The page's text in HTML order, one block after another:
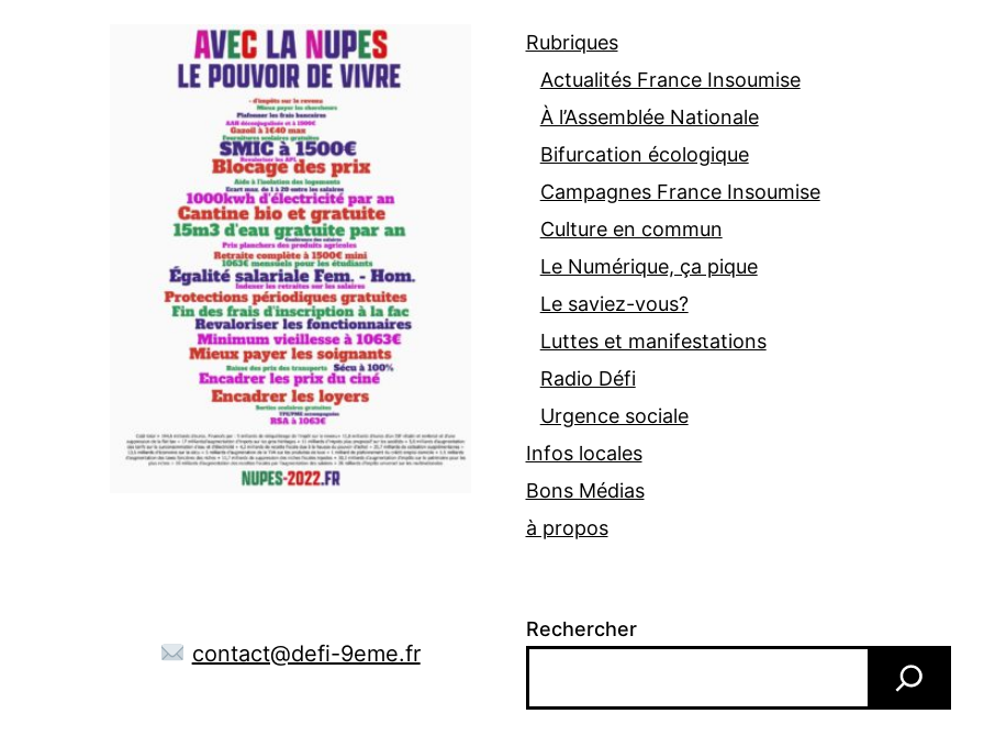
Rubriques
Actualités France Insoumise
À l’Assemblée Nationale
Bifurcation écologique
Campagnes France Insoumise
Culture en commun
Le Numérique, ça pique
Le saviez-vous?
Luttes et manifestations
Radio Défi
Urgence sociale
Infos locales
Bons Médias
à propos
contact@defi-9eme.fr
Rechercher